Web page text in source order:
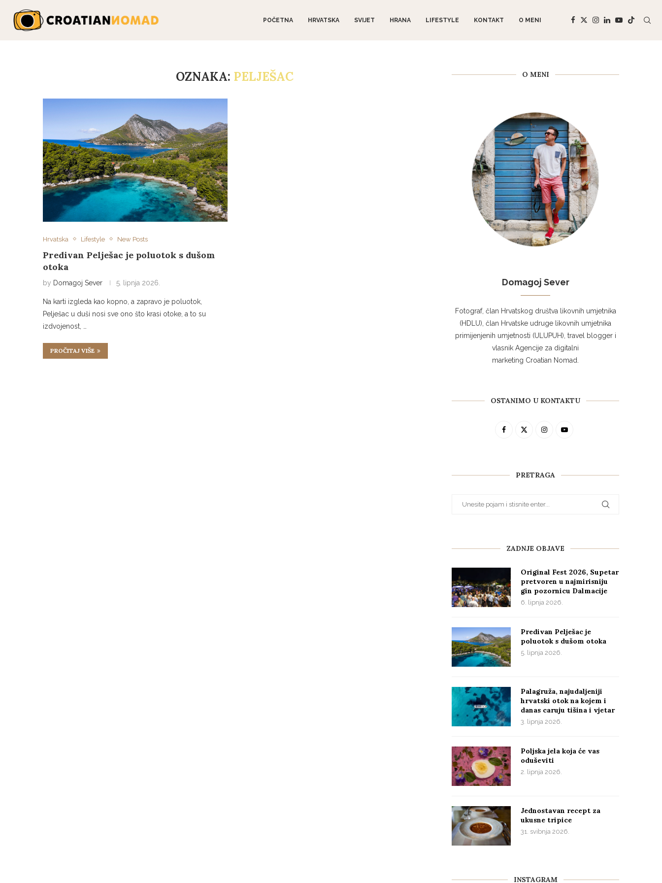
POČETNA HRVATSKA SVIJET HRANA LIFESTYLE KONTAKT O MENI
OZNAKA: PELJEŠAC
Hrvatska Lifestyle New Posts
Predivan Pelješac je poluotok s dušom
otoka
by Domagoj Sever 5. lipnja 2026.
Na karti izgleda kao kopno, a zapravo je poluotok,
Pelješac u duši nosi sve ono što krasi otoke, a to su
izdvojenost, …
PROČITAJ VIŠE
O MENI
Domagoj Sever
Fotograf, član Hrvatskog društva likovnih umjetnika
(HDLU), član Hrvatske udruge likovnih umjetnika
primijenjenih umjetnosti (ULUPUH), travel blogger i
vlasnik Agencije za digitalni
marketing Croatian Nomad.
OSTANIMO U KONTAKTU
PRETRAGA
ZADNJE OBJAVE
Original Fest 2026, Supetar
pretvoren u najmirisniju
gin pozornicu Dalmacije
6. lipnja 2026.
Predivan Pelješac je
poluotok s dušom otoka
5. lipnja 2026.
Palagruža, najudaljeniji
hrvatski otok na kojem i
danas caruju tišina i vjetar
3. lipnja 2026.
Poljska jela koja će vas
oduševiti
2. lipnja 2026.
Jednostavan recept za
ukusne tripice
31. svibnja 2026.
INSTAGRAM